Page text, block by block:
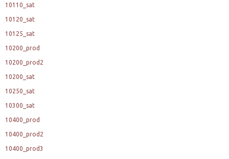
10110_sat
10120_sat
10125_sat
10200_prod
10200_prod2
10200_sat
10250_sat
10300_sat
10400_prod
10400_prod2
10400_prod3